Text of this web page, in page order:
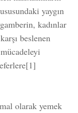
yaygın
kadınlar
beslenen
olarak yemek